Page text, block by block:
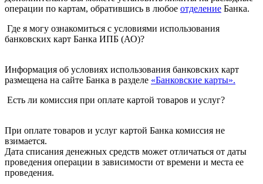
операции по картам, обратившись в любое отделение Банка.
Где я могу ознакомиться с условиями использования
банковских карт Банка ИПБ (АО)?
Информация об условиях использования банковских карт
размещена на сайте Банка в разделе «Банковские карты».
Есть ли комиссия при оплате картой товаров и услуг?
При оплате товаров и услуг картой Банка комиссия не
взимается.
Дата списания денежных средств может отличаться от даты
проведения операции в зависимости от времени и места ее
проведения.